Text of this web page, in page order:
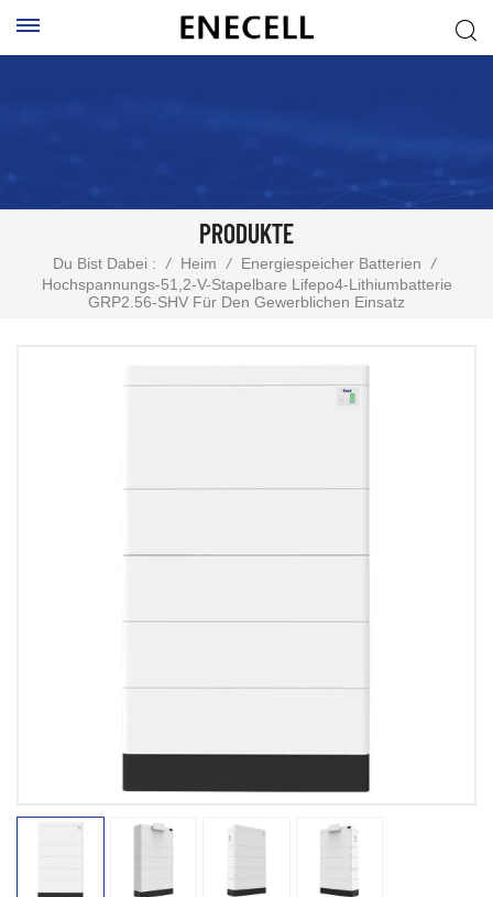
PRODUKTE
Du Bist Dabei : / Heim / Energiespeicher Batterien /
Hochspannungs-51,2-V-Stapelbare Lifepo4-Lithiumbatterie
GRP2.56-SHV Für Den Gewerblichen Einsatz